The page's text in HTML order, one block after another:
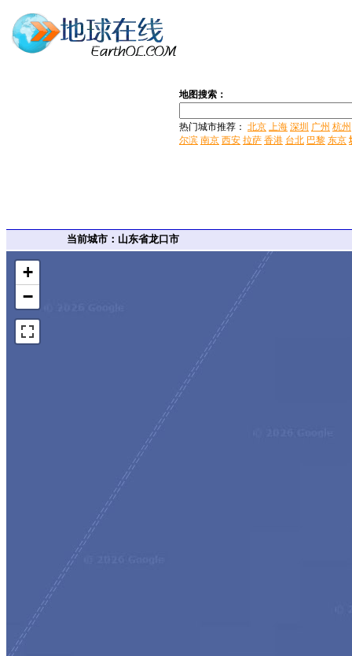
地图搜索：
热门城市推荐： 北京 上海 深圳 广州 杭州
尔滨 南京 西安 拉萨 香港 台北 巴黎 东京
当前城市：山东省龙口市
+
−